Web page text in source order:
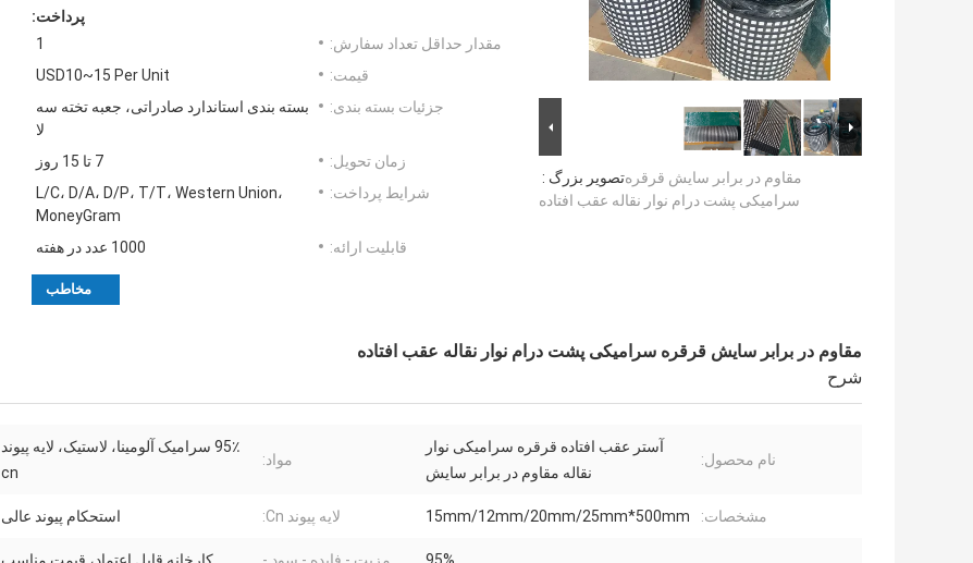
تصویر بزرگ :مقاوم در برابر سایش قرقره
سرامیکی پشت درام نوار نقاله عقب افتاده
پرداخت:
مقدار حداقل تعداد سفارش:
1
قیمت:
USD10~15 Per Unit
جزئیات بسته بندی:
بسته بندی استاندارد صادراتی، جعبه تخته سه
لا
زمان تحویل:
7 تا 15 روز
شرایط پرداخت:
L/C، D/A، D/P، T/T، Western Union،
MoneyGram
قابلیت ارائه:
1000 عدد در هفته
مخاطب
مقاوم در برابر سایش قرقره سرامیکی پشت درام نوار نقاله عقب افتاده
شرح
نام محصول:
آستر عقب افتاده قرقره سرامیکی نوار
نقاله مقاوم در برابر سایش
مواد:
95٪ سرامیک آلومینا، لاستیک، لایه پیوند
cn
مشخصات: 15mm/12mm/20mm/25mm*500mm لایه پیوند Cn: استحکام پیوند عالی